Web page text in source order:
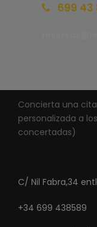
699 43
Concierta una
personalizada a
concertadas)
C/ Nil Fabra,34
+34 699 438589